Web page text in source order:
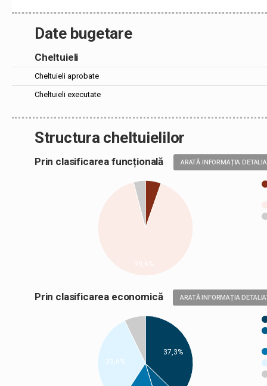
Date bugetare
Cheltuieli
Cheltuieli aprobate
Cheltuieli executate
Structura cheltuielilor
Prin clasificarea funcțională ARATĂ INFORMAȚIA
Prin clasificarea economică ARATĂ INFORMAȚIA
37,3%
33,6%